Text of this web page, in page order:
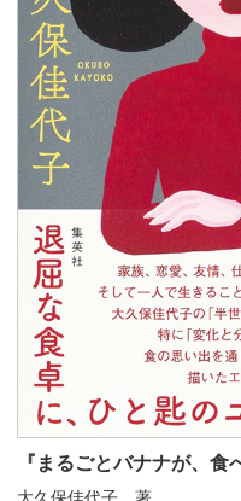
『まるごとバナナが、食